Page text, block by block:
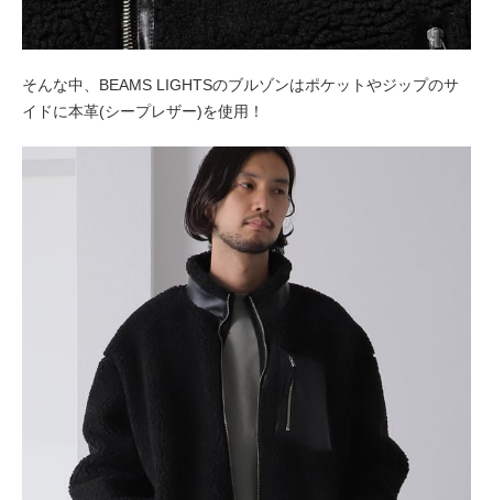
そんな中、BEAMS LIGHTSのブルゾンはポケットやジップのサ
イドに本革(シープレザー)を使用！